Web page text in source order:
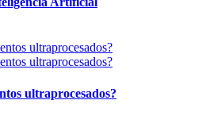
ultraprocesados?